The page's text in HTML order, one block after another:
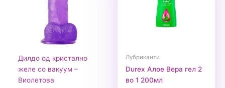
Дилдо од кристално
желе со вакуум –
Виолетова
Лубриканти
Durex Алое Вера гел 2
во 1 200мл